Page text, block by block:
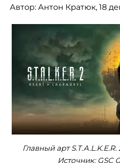
Автор: Антон Кратюк, 18
Главный арт
Источник: GSC